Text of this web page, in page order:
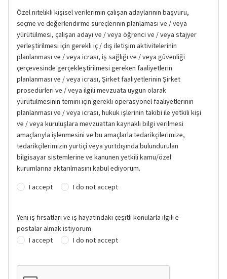
Özel nitelikli kişisel verilerimin çalışan adaylarının başvuru,
seçme ve değerlendirme süreçlerinin planlaması ve / veya
yürütülmesi, çalışan adayı ve / veya öğrenci ve / veya stajyer
yerleştirilmesi için gerekli iç / dış iletişim aktivitelerinin
planlanması ve / veya icrası, iş sağlığı ve / veya güvenliği
çerçevesinde gerçekleştirilmesi gereken faaliyetlerin
planlanması ve / veya icrası, Şirket faaliyetlerinin Şirket
prosedürleri ve / veya ilgili mevzuata uygun olarak
yürütülmesinin temini için gerekli operasyonel faaliyetlerinin
planlanması ve / veya icrası, hukuk işlerinin takibi ile yetkili kişi
ve / veya kuruluşlara mevzuattan kaynaklı bilgi verilmesi
amaçlarıyla işlenmesini ve bu amaçlarla tedarikçilerimize,
tedarikçilerimizin yurtiçi veya yurtdışında bulundurulan
bilgisayar sistemlerine ve kanunen yetkili kamu/özel
kurumlarına aktarılmasını kabul ediyorum.
I accept
I do not accept
Yeni iş fırsatları ve iş hayatındaki çeşitli konularla ilgili e-
postalar almak istiyorum
I accept
I do not accept